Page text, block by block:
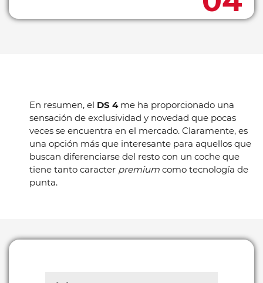
En resumen, el DS 4me ha proporcionado una
sensación de exclusividad y novedad que pocas
veces se encuentra en el mercado. Claramente, es
una opción más que interesante para aquellos que
buscan diferenciarse del resto con un coche que
tiene tanto caracter premium como tecnología de
punta.